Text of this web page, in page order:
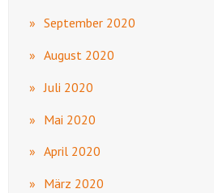
September 2020
August 2020
Juli 2020
Mai 2020
April 2020
März 2020